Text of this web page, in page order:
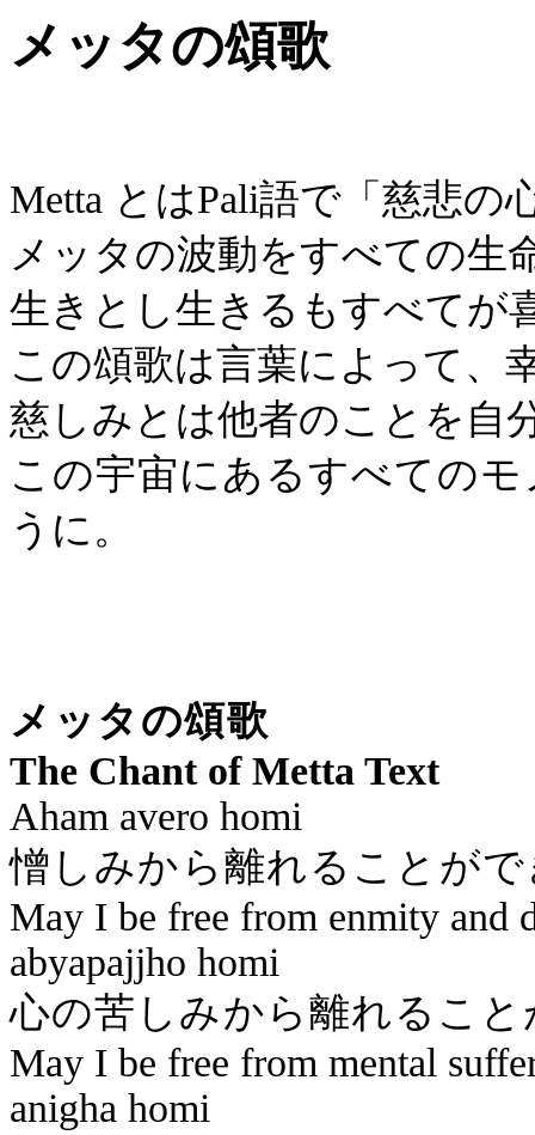
メッタの頌歌
Metta とはPali語で「慈悲の
メッタの波動をすべての生
生きとし生きるもすべてが
この頌歌は言葉によって、
慈しみとは他者のことを自
この宇宙にあるすべての
うに。
メッ
The Chant of Metta Text
Aham avero homi
憎しみから離れ
May I be free from enmity and
abyapajjho homi
心の苦しみから離
May I be free from mental
anigha homi